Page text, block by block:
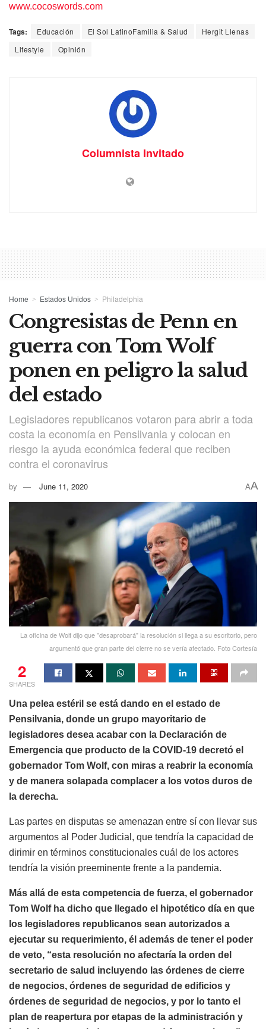
www.cocoswords.com
Tags: Educación El Sol LatinoFamilia & Salud
Hergit Llenas
Lifestyle
Opinión
Columnista Invitado
Home Estados Unidos Philadelphia
Congresistas de Penn en
guerra con Tom Wolf
ponen en peligro la salud
del estado
Legisladores republicanos votaron para abrir a toda
costa la economía en Pensilvania y colocan en
riesgo la ayuda económica federal que reciben
contra el coronavirus
by June 11, 2020 AA
La oficina de Wolf dijo que "desaprobará" la resolución si llega a su escritorio, pero
argumentó que gran parte del cierre no se vería afectado. Foto Cortesía
2
SHARES
Una pelea estéril se está dando en el estado de
Pensilvania, donde un grupo mayoritario de
legisladores desea acabar con la Declaración de
Emergencia que producto de la COVID-19 decretó el
gobernador Tom Wolf, con miras a reabrir la economía
y de manera solapada complacer a los votos duros de
la derecha.
Las partes en disputas se amenazan entre sí con llevar sus
argumentos al Poder Judicial, que tendría la capacidad de
dirimir en términos constitucionales cuál de los actores
tendría la visión preeminente frente a la pandemia.
Más allá de esta competencia de fuerza, el gobernador
Tom Wolf ha dicho que llegado el hipotético día en que
los legisladores republicanos sean autorizados a
ejecutar su requerimiento, él además de tener el poder
de veto, “esta resolución no afectaría la orden del
secretario de salud incluyendo las órdenes de cierre
de negocios, órdenes de seguridad de edificios y
órdenes de seguridad de negocios, y por lo tanto el
plan de reapertura por etapas de la administración y